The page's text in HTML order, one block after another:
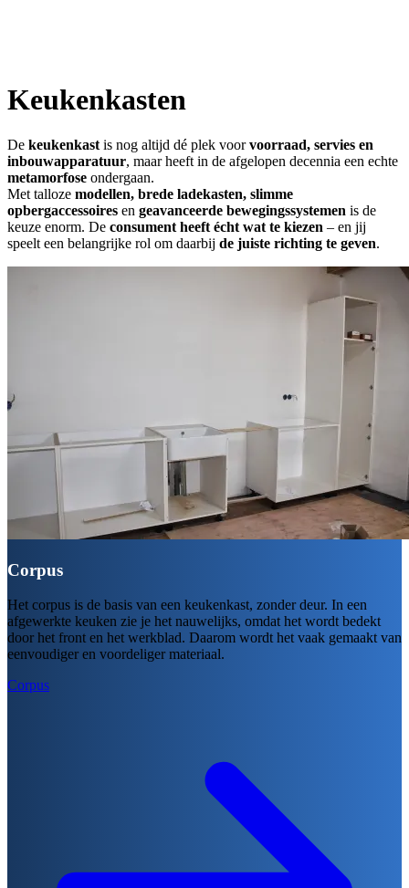
Keukenkasten
De keukenkast is nog altijd dé plek voorvoorraad, servies en
inbouwapparatuur, maar heeft in de afgelopen decennia een echte
metamorfose ondergaan.
Met talloze modellen, brede ladekasten, slimme
opbergaccessoires en geavanceerde bewegingssystemen is de
keuze enorm. De consument heeft écht wat te kiezen – en jij
speelt een belangrijke rol om daarbij de juiste richting te geven.
Corpus
Het corpus is de basis van een keukenkast, zonder deur. In een
afgewerkte keuken zie je het nauwelijks, omdat het wordt bedekt
door het front en het werkblad. Daarom wordt het vaak gemaakt van
eenvoudiger en voordeliger materiaal.
Corpus